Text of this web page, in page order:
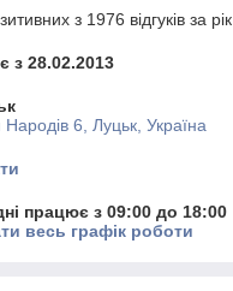
з 1976 відгуків за рік
з 28.02.2013
6, Луцьк, Україна
працює з 09:00 до 18:00
весь графік роботи